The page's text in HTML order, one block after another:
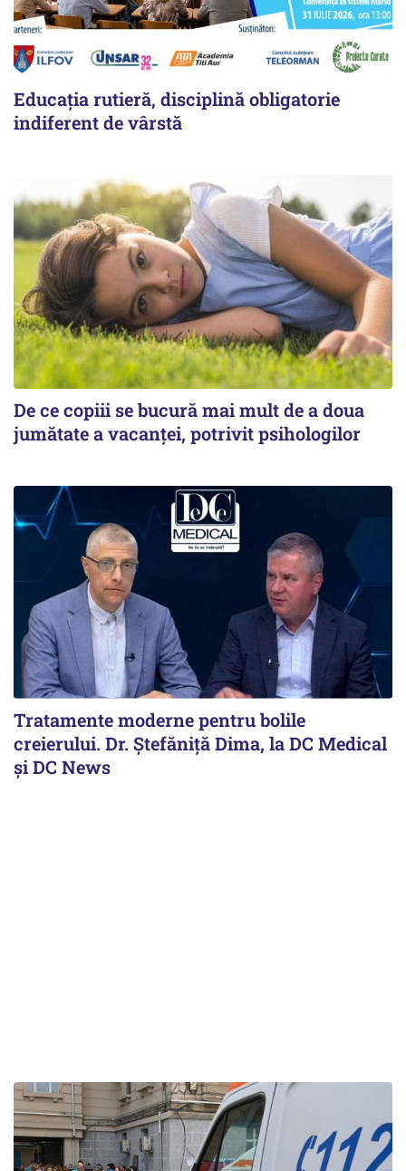
Educația rutieră, disciplină obligatorie
indiferent de vârstă
De ce copiii se bucură mai mult de a doua
jumătate a vacanței, potrivit psihologilor
Tratamente moderne pentru bolile
creierului. Dr. Ștefăniță Dima, la DC Medical
și DC News